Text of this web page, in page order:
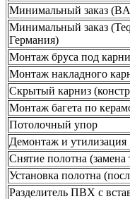
Минимальный заказ
Минимальный заказ
Германия)
Монтаж бруса под
Монтаж накладного
Скрытый карниз
Монтаж багета по
Потолочный упор
Демонтаж и утилизация
Снятие полотна (замена
Установка полотна
Разделитель ПВХ с